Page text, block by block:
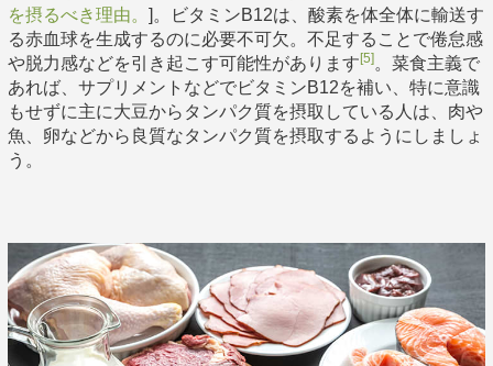
を摂るべき理由。 ]。ビタミンB12は、酸素を体全体に輸送す
る赤血球を生成するのに必要不可欠。不足することで倦怠感
や脱力感などを引き起こす可能性があります [5]。菜食主義で
あれば、サプリメントなどでビタミンB12を補い、特に意識
もせずに主に大豆からタンパク質を摂取している人は、肉や
魚、卵などから良質なタンパク質を摂取するようにしましょ
う。